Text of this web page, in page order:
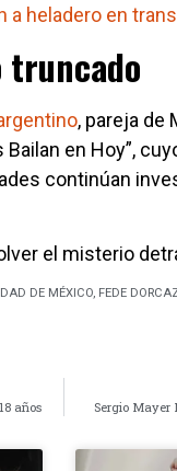
a heladero en
truncado
, pareja de
en Hoy”,
continúan
el misterio
DE MÉXICO, FEDE
años Sergio Mayer